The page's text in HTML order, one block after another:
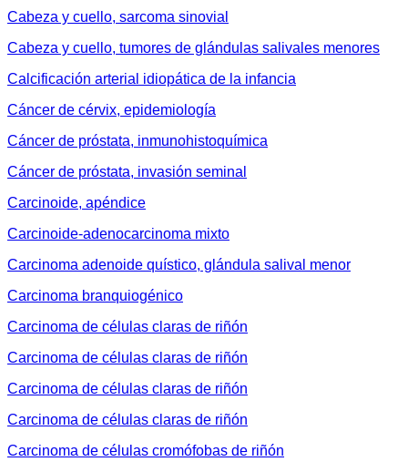
Cabeza y cuello, sarcoma sinovial
Cabeza y cuello, tumores de glándulas salivales menores
Calcificación arterial idiopática de la infancia
Cáncer de cérvix, epidemiología
Cáncer de próstata, inmunohistoquímica
Cáncer de próstata, invasión seminal
Carcinoide, apéndice
Carcinoide-adenocarcinoma mixto
Carcinoma adenoide quístico, glándula salival menor
Carcinoma branquiogénico
Carcinoma de células claras de riñón
Carcinoma de células claras de riñón
Carcinoma de células claras de riñón
Carcinoma de células claras de riñón
Carcinoma de células cromófobas de riñón